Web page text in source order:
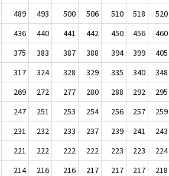
489 493 500 506 510 518 520
436 440 441 442 450 456 460
375 383 387 388 394 399 405
317 324 328 329 335 340 348
269 272 277 280 288 292 295
247 251 253 254 256 257 259
231 232 233 237 239 241 243
221 222 222 222 223 223 224
214 216 216 217 217 217 218